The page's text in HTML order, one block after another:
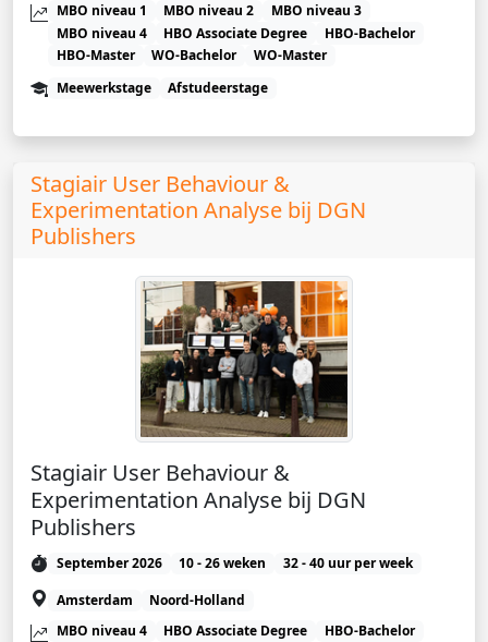
MBO niveau 1
MBO niveau 2
MBO niveau 3
MBO niveau 4
HBO Associate Degree
HBO-Bachelor
HBO-Master
WO-Bachelor
WO-Master
Meewerkstage
Afstudeerstage
Stagiair User Behaviour &
Experimentation Analyse bij DGN
Publishers
Stagiair User Behaviour &
Experimentation Analyse bij DGN
Publishers
September 2026 10 - 26 weken
32 - 40 uur per week
Amsterdam
Noord-Holland
MBO niveau 4
HBO Associate Degree
HBO-Bachelor